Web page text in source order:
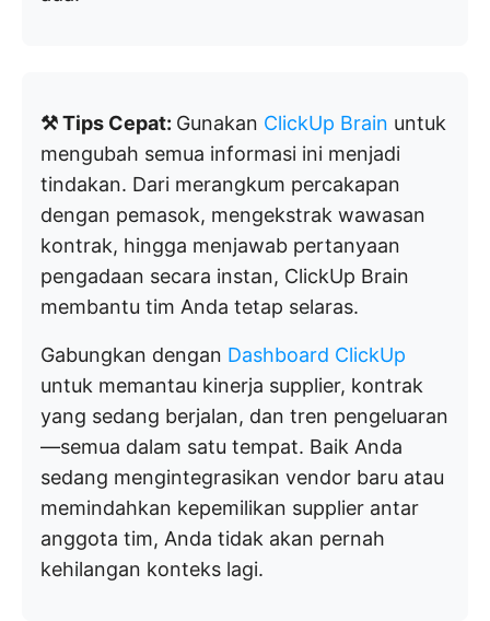
⚒️ Tips Cepat: Gunakan ClickUp Brain untuk
mengubah semua informasi ini menjadi
tindakan. Dari merangkum percakapan
dengan pemasok, mengekstrak wawasan
kontrak, hingga menjawab pertanyaan
pengadaan secara instan, ClickUp Brain
membantu tim Anda tetap selaras.
Gabungkan dengan Dashboard ClickUp
untuk memantau kinerja supplier, kontrak
yang sedang berjalan, dan tren pengeluaran
—semua dalam satu tempat. Baik Anda
sedang mengintegrasikan vendor baru atau
memindahkan kepemilikan supplier antar
anggota tim, Anda tidak akan pernah
kehilangan konteks lagi.